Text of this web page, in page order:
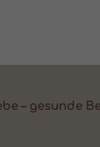
– gesunde